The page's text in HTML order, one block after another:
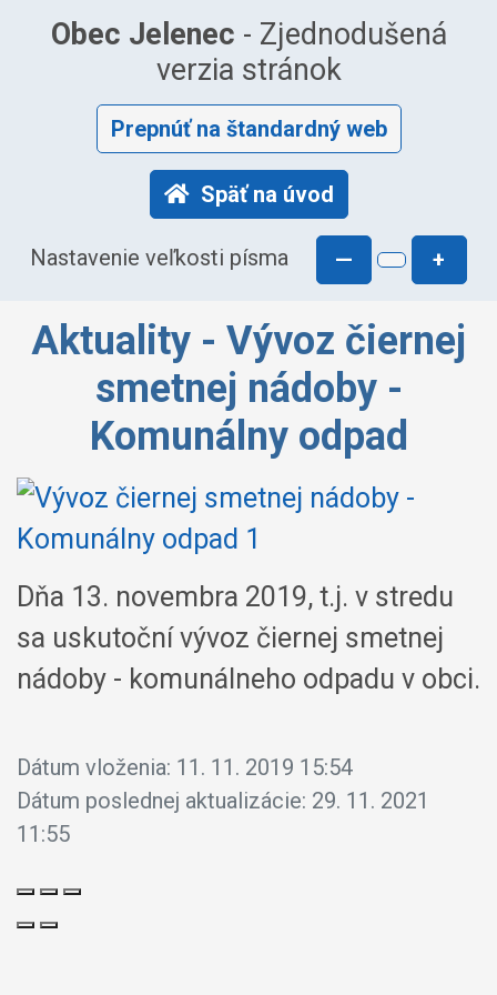
Obec Jelenec - Zjednodušená
verzia stránok
Prepnúť na štandardný web
Späť na úvod
Nastavenie veľkosti písma — +
Aktuality - Vývoz čiernej
smetnej nádoby -
Komunálny odpad
Dňa 13. novembra 2019, t.j. v stredu
sa uskutoční vývoz čiernej smetnej
nádoby - komunálneho odpadu v obci.
Dátum vloženia: 11. 11. 2019 15:54
Dátum poslednej aktualizácie: 29. 11. 2021
11:55